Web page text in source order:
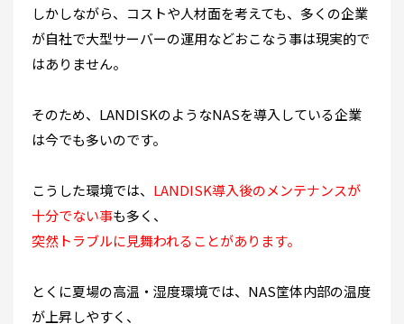
しかしながら、コストや人材面を考えても、多くの企業
が自社で大型サーバーの運用などおこなう事は現実的で
はありません。
そのため、LANDISKのようなNASを導入している企業
は今でも多いのです。
こうした環境では、 LANDISK導入後のメンテナンスが
十分でない事も多く、
突然トラブルに見舞われることがあります。
とくに夏場の高温・湿度環境では、NAS筐体内部の温度
が上昇しやすく、